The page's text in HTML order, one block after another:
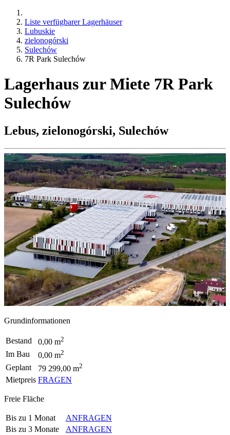
Liste verfügbarer Lagerhäuser
Lubuskie
zielonogórski
Sulechów
7R Park Sulechów
Lagerhaus zur Miete 7R Park
Sulechów
Lebus, zielonogórski, Sulechów
Grundinformationen
Bestand 0,00 m2
Im Bau 0,00 m2
Geplant 79 299,00 m2
Mietpreis FRAGEN
Freie Fläche
Bis zu 1 Monat
ANFRAGEN
Bis zu 3 Monate
ANFRAGEN